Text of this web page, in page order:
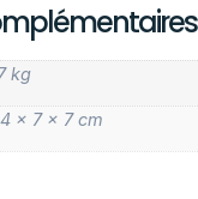
kg
× 7 × 7 cm